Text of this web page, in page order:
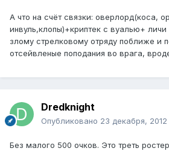
А что на счёт связки: оверлорд(коса,
инвуль,клопы)+криптек с вуалью+
злому стрелковому отряду поближе и
отсейвленые поподания во врага,
Dredknight
Опубликовано 23 декабря, 2012
Без малого 500 очков. Это треть